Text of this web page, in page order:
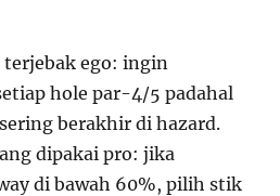
ego: ingin
hole par-4/5 padahal
berakhir di hazard.
dipakai pro: jika
di bawah 60%, pilih stik